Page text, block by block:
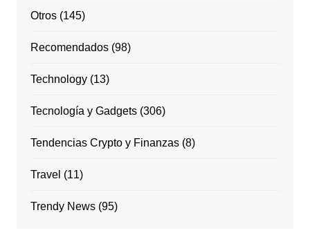
Otros(145)
Recomendados(98)
Technology(13)
Tecnología y Gadgets(306)
Tendencias Crypto y Finanzas(8)
Travel (11)
Trendy News(95)